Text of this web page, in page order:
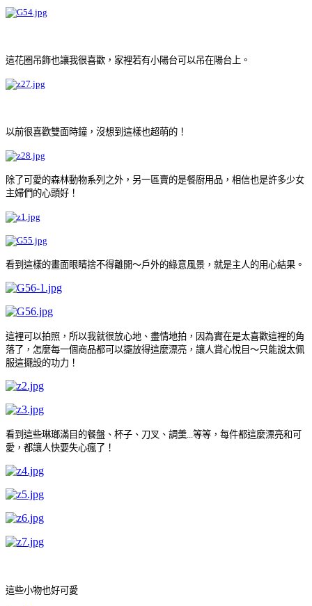
這花圈吊飾也讓我很喜歡，家裡若有小陽台可以吊在陽台上 。
以前很喜歡雙面時鐘，沒想到這樣也超萌的！
除了可愛的森林動物系列之外，另一區賣的是餐廚用品，相信也是許多少女
主婦們的心頭好！
看到這樣的畫面眼睛捨不得離開～戶外的綠意風景，就是主人的用心結果 。
這裡可以拍照，所以我就很放心地 、 盡情地拍，因為實在是太喜歡這裡的角
落了 ， 怎麼每一個商品都可以擺放得這麼漂亮，讓人賞心悅目～只能說太佩
服這擺設的功力！
看到這些琳瑯滿目的餐盤、杯子、刀叉、調羹...等等，每件都這麼漂亮和可
愛，都讓人快要失心瘋了！
這些小物也好可愛